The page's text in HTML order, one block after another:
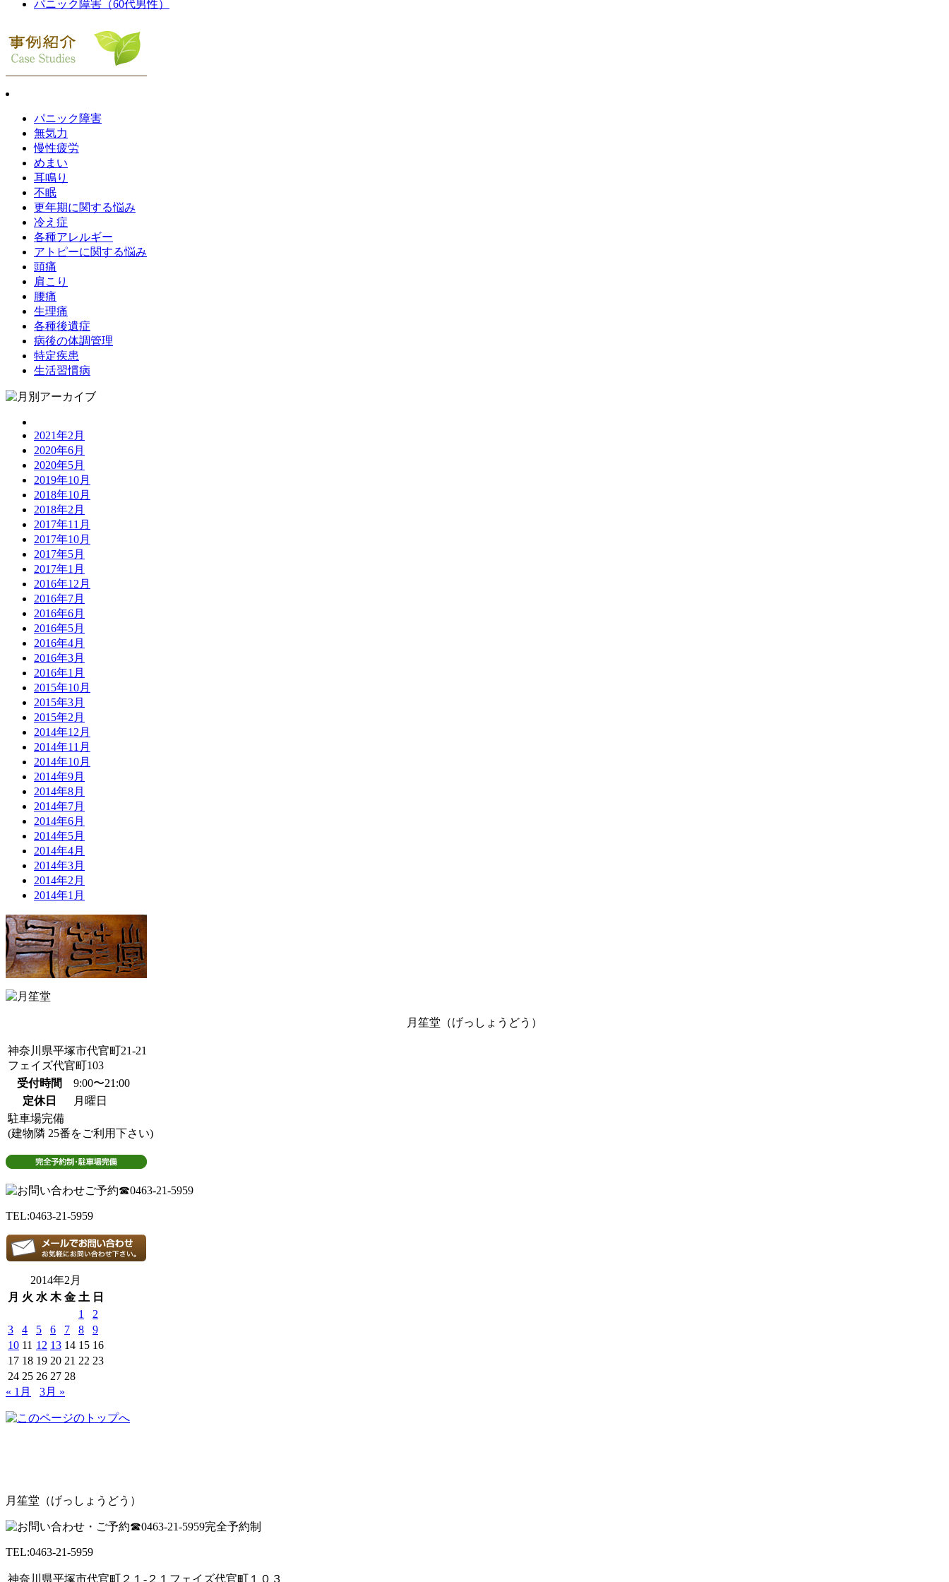
パニック障害（60代男性）
パニック障害
無気力
慢性疲労
めまい
耳鳴り
不眠
更年期に関する悩み
冷え症
各種アレルギー
アトピーに関する悩み
頭痛
肩こり
腰痛
生理痛
各種後遺症
病後の体調管理
特定疾患
生活習慣病
2021年2月
2020年6月
2020年5月
2019年10月
2018年10月
2018年2月
2017年11月
2017年10月
2017年5月
2017年1月
2016年12月
2016年7月
2016年6月
2016年5月
2016年4月
2016年3月
2016年1月
2015年10月
2015年3月
2015年2月
2014年12月
2014年11月
2014年10月
2014年9月
2014年8月
2014年7月
2014年6月
2014年5月
2014年4月
2014年3月
2014年2月
2014年1月
月笙堂（げっしょうどう）
神奈川県平塚市代官町21-21
フェイズ代官町103
受付時間
9:00〜21:00
定休日
月曜日
駐車場完備
(建物隣 25番をご利用下さい)
TEL:0463-21-5959
2014年2月
月 火 水 木 金 土 日
1
2
3
4 5 6 7 8
9
10 11 12 13 14 15 16
17 18 19 20 21 22 23
24 25 26 27 28
« 1月
3月 »
月笙堂（げっしょうどう）
TEL:0463-21-5959
神奈川県平塚市代官町２１-２１フェイズ代官町１０３